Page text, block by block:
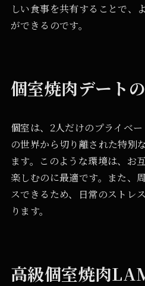
しい食事を共有することで、
ができるのです。
個室焼肉デート
個室は、2人だけのプライベ
の世界から切り離された特別
ます。このような環境は、お
楽しむのに最適です。また、
スできるため、日常のストレ
ります。
高級個室焼肉